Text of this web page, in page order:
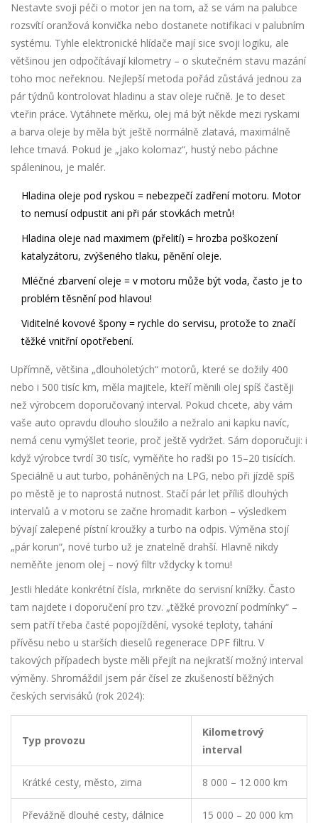
Nestavte svoji péči o motor jen na tom, až se vám na palubce
rozsvítí oranžová konvička nebo dostanete notifikaci v palubním
systému. Tyhle elektronické hlídače mají sice svoji logiku, ale
většinou jen odpočítávají kilometry – o skutečném stavu mazání
toho moc neřeknou. Nejlepší metoda pořád zůstává jednou za
pár týdnů kontrolovat hladinu a stav oleje ručně. Je to deset
vteřin práce. Vytáhnete měrku, olej má být někde mezi ryskami
a barva oleje by měla být ještě normálně zlatavá, maximálně
lehce tmavá. Pokud je „jako kolomaz“, hustý nebo páchne
spáleninou, je malér.
Hladina oleje pod ryskou = nebezpečí zadření motoru. Motor
to nemusí odpustit ani při pár stovkách metrů!
Hladina oleje nad maximem (přelití) = hrozba poškození
katalyzátoru, zvýšeného tlaku, pěnění oleje.
Mléčné zbarvení oleje = v motoru může být voda, často je to
problém těsnění pod hlavou!
Viditelné kovové špony = rychle do servisu, protože to značí
těžké vnitřní opotřebení.
Upřímně, většina „dlouholetých“ motorů, které se dožily 400
nebo i 500 tisíc km, měla majitele, kteří měnili olej spíš častěji
než výrobcem doporučovaný interval. Pokud chcete, aby vám
vaše auto opravdu dlouho sloužilo a nežralo ani kapku navíc,
nemá cenu vymýšlet teorie, proč ještě vydržet. Sám doporučuji: i
když výrobce tvrdí 30 tisíc, vyměňte ho radši po 15–20 tisících.
Speciálně u aut turbo, poháněných na LPG, nebo při jízdě spíš
po městě je to naprostá nutnost. Stačí pár let příliš dlouhých
intervalů a v motoru se začne hromadit karbon – výsledkem
bývají zalepené pístní kroužky a turbo na odpis. Výměna stojí
„pár korun“, nové turbo už je znatelně drahší. Hlavně nikdy
neměňte jenom olej – nový filtr vždycky k tomu!
Jestli hledáte konkrétní čísla, mrkněte do servisní knížky. Často
tam najdete i doporučení pro tzv. „těžké provozní podmínky“ –
sem patří třeba časté popojíždění, vysoké teploty, tahání
přívěsu nebo u starších dieselů regenerace DPF filtru. V
takových případech byste měli přejít na nejkratší možný interval
výměny. Shromáždil jsem pár čísel ze zkušeností běžných
českých servisáků (rok 2024):
Typ provozu
Kilometrový
interval
Krátké cesty, město, zima 8 000 – 12 000 km
Převážně dlouhé cesty, dálnice 15 000 – 20 000 km